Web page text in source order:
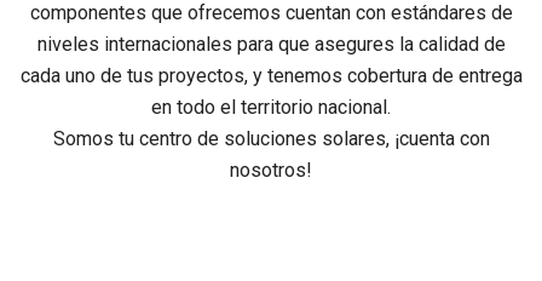
componentes que ofrecemos cuentan con estándares de
niveles internacionales para que asegures la calidad de
cada uno de tus proyectos, y tenemos cobertura de entrega
en todo el territorio nacional.
Somos tu centro de soluciones solares, ¡cuenta con
nosotros!